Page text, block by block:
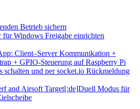
Betrieb sichern
für Windows Freigabe einrichten
Client–Server Kommunikation +
+ GPIO-Steuerung auf Raspberry Pi
schalten und per socket.io Rückmeldung
and Airsoft Target[:de]Duell Modus für